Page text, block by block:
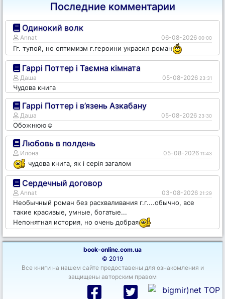
Последние комментарии
Одинокий волк
Annat 06-08-2026 00:00
Гг. тупой, но оптимизм г.героини украсил роман
Гаррі Поттер і Таємна кімната
Даша 05-08-2026 23:31
Чудова книга
Гаррі Поттер і в’язень Азкабану
Даша 05-08-2026 23:30
Обожнюю☺️
Любовь в полдень
Илона 05-08-2026 11:43
чудова книга, як і серія загалом
Сердечный договор
Annat 03-08-2026 21:29
Необычный роман без расхваливания г.г....обычно, все
такие красивые, умные, богатые...
Непонятная история, но очень добрая
book-online.com.ua
© 2019
Все книги на нашем сайте предоставены для ознакомления и
защищены авторским правом